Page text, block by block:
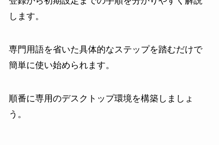
します。
専門用語を省いた具体的なステップを踏むだけで
簡単に使い始められます。
順番に専用のデスクトップ環境を構築しましょ
う。